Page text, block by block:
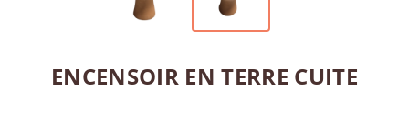
ENCENSOIR EN TERRE CUITE